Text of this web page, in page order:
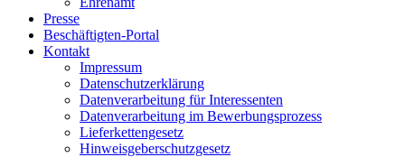
Presse
Beschäftigten-Portal
Kontakt
Impressum
Datenschutzerklärung
Datenverarbeitung für Interessenten
Datenverarbeitung im Bewerbungsprozess
Lieferkettengesetz
Hinweisgeberschutzgesetz